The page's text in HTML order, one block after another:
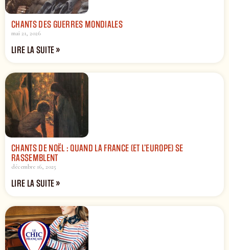
CHANTS DES GUERRES MONDIALES
mai 21, 2026
LIRE LA SUITE »
CHANTS DE NOËL : QUAND LA FRANCE (ET L’EUROPE) SE
RASSEMBLENT
décembre 16, 2025
LIRE LA SUITE »